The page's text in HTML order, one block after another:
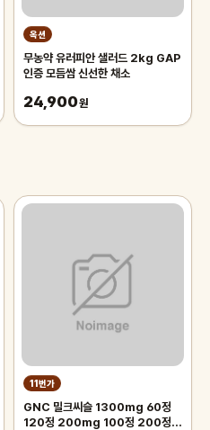
옥션
무농약 유러피안 샐러드 2kg GAP
인증 모듬쌈 신선한 채소
24,900원
11번가
GNC 밀크씨슬 1300mg 60정
120정 200mg 100정 200정